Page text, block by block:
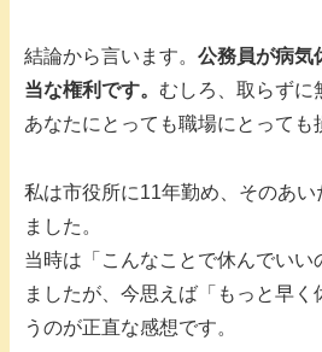
結論から言います。 公務員が病気
当な権利です。 むしろ、取らずに
あなたにとっても職場にとっても
私は市役所に11年勤め、そのあ
ました。
当時は「こんなことで休んでいい
ましたが、今思えば「もっと早く
うのが正直な感想です。